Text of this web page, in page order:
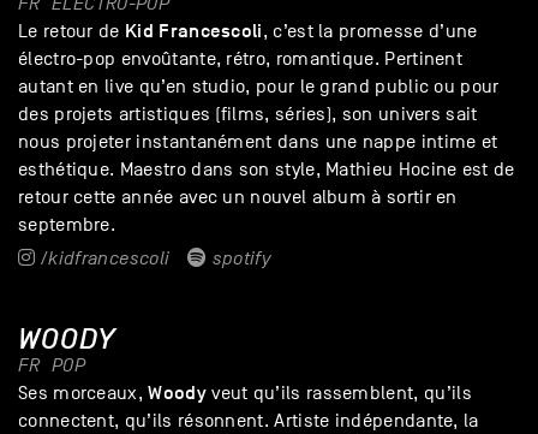
Le retour de Kid Francescoli, c’est la promesse d’une
électro-pop envoûtante, rétro, romantique. Pertinent
autant en live qu’en studio, pour le grand public ou pour
des projets artistiques (films, séries), son univers sait
nous projeter instantanément dans une nappe intime et
esthétique. Maestro dans son style, Mathieu Hocine est de
retour cette année avec un nouvel album à sortir en
septembre.
/kidfrancescoli
spotify
WOODY
FR POP
Ses morceaux,Woodyveut qu’ils rassemblent, qu’ils
connectent, qu’ils résonnent. Artiste indépendante, la